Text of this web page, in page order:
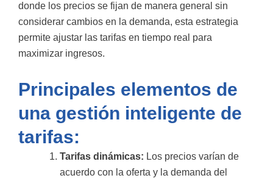
donde los precios se fijan de manera general sin
considerar cambios en la demanda, esta estrategia
permite ajustar las tarifas en tiempo real para
maximizar ingresos.
Principales elementos de
una gestión inteligente de
tarifas:
Tarifas dinámicas: Los precios varían de
acuerdo con la oferta y la demanda del